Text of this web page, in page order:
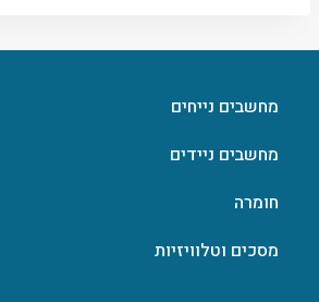
מחשבים נייחים
מחשבים ניידים
חומרה
מסכים וטלוויזיות